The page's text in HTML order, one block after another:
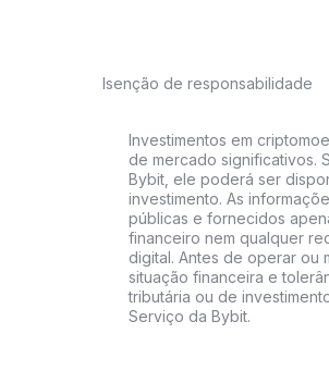
Isenção de responsabilidade
Investimentos em
de mercado significativos.
Bybit, ele poderá ser
investimento. As
públicas e fornecidos
financeiro nem qualquer
digital. Antes de operar ou
situação financeira e
tributária ou de
Serviço da Bybit.